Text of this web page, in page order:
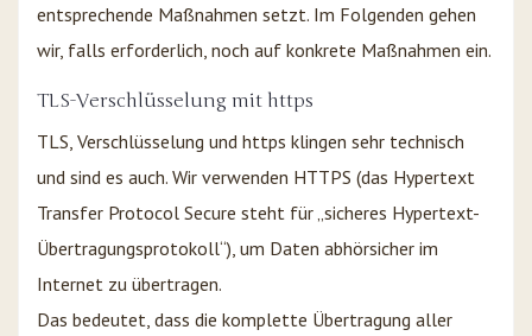
entsprechende Maßnahmen setzt. Im Folgenden gehen
wir, falls erforderlich, noch auf konkrete Maßnahmen ein.
TLS-Verschlüsselung mit https
TLS, Verschlüsselung und https klingen sehr technisch
und sind es auch. Wir verwenden HTTPS (das Hypertext
Transfer Protocol Secure steht für „sicheres Hypertext-
Übertragungsprotokoll“), um Daten abhörsicher im
Internet zu übertragen.
Das bedeutet, dass die komplette Übertragung aller